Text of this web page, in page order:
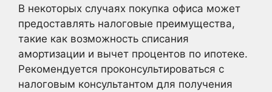
В некоторых случаях покупка офиса может
предоставлять налоговые преимущества,
такие как возможность списания
амортизации и вычет процентов по ипотеке.
Рекомендуется проконсультироваться с
налоговым консультантом для получения